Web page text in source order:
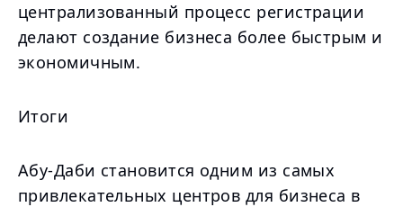
централизованный процесс регистрации
делают создание бизнеса более быстрым и
экономичным.
Итоги
Абу-Даби становится одним из самых
привлекательных центров для бизнеса в